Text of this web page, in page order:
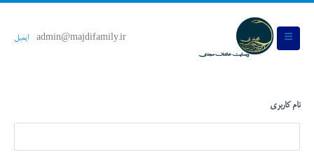
admin@majdifamily.ir ایمیل
نام کاربری